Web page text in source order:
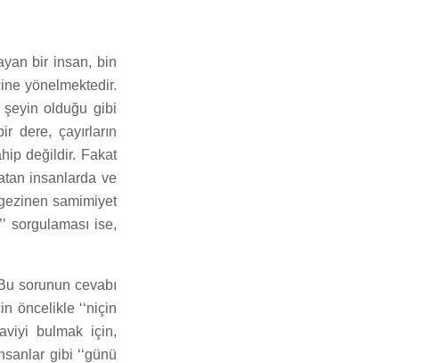
bir insan, bin
yönelmektedir.
şeyin olduğu gibi
dere, çayırların
değildir. Fakat
insanlarda ve
samimiyet
sorgulaması ise,
sorunun cevabı
öncelikle ‘‘niçin
bulmak için,
gibi ‘‘günü